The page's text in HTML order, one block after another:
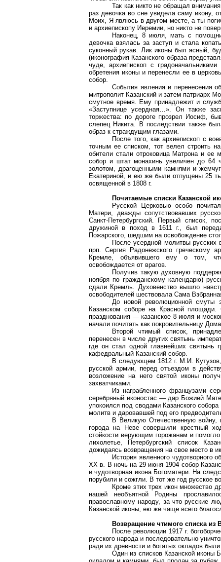
Так как никто не обращал
раз девочка во сне увидела саму икону,
Моих, Я явлюсь в другом месте, а ты
и архиепископу Иеремии, но никто не
Наконец, 8 июля, мать с
девочка взялась за заступ и стала
суконный рукав. Лик иконы был ясный,
(иконография Казанского образа
чуде, архиепископ с
обретения иконы и перенесли ее в
собор.
События явления и перенесения
митрополит Казанский и затем патриарх
смутное время. Ему принадлежит и
«Заступнице усердная…». Он также
торжества: по дороге прозрел Иосиф,
слепец Никита. В последствии также
образ к страждущим глазами.
После того, как архиепископ с
точным ее списком, тот велел строить
обители стали отроковица Матрона и ее
собор и штат монахинь увеличен до 64
золотом, драгоценными камнями и
Екатериной, и ею же были отпущены 25
освященной в 1808 г.
Почитаемые списки Казанской
Русской Церковью особо
Матери, дважды сопутствовавших
Санкт-Петербургский. Первый список,
дружиной в поход в 1611 г., был
Пожарского, шедшим на освобождение
После усердной молитвы русских
прп. Сергия Радонежского греческому
Кремле, объявившего ему о том,
освобождается от врагов.
Получив такую духовную
ноября по гражданскому календарю)
сдали Кремль. Духовенство вышло
освободителей шествовала Сама
До новой революционной смуты
Казанском соборе на Красной
празднования — казанское 8 июля и
начали почитать как покровительницу
Второй чтимый список,
перенесен в числе других святынь
где он стал одной главнейших
кафедральный Казанский собор.
В следующем 1812 г. М.И.
русской армии, перед отъездом в
возложение на него святой иконы
захватчиками.
Из награбленного французами
серебряный иконостас — дар Божией
упокоился под сводами Казанского
молитв и даровавшей под его
В Великую Отечественную войну,
города на Неве совершили крестный
стойкости верующим горожанам и
лихолетье, Петербургский список
дожидаясь возвращения на свое место в
История явленного чудотворного
XX в. В ночь на 29 июня 1904 собор
и чудотворная икона Богоматери. На
порубили и сожгли. В тот же год русское
Кроме этих трех икон множество
нашей необъятной Родины
православному народу, за что русские
Казанской иконы; ею же чаще всего
Возвращение чтимого списка из
После революции 1917 г.
русского народа и последовательно
ради их древности и богатых окладов
Один из списков Казанской иконы